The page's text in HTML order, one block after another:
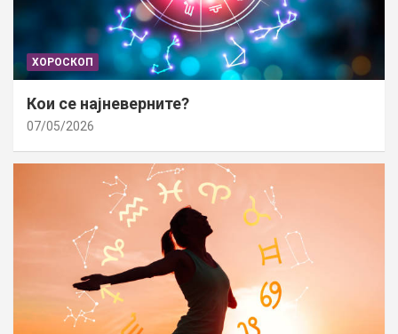
ХОРОСКОП
Кои се најневерните?
07/05/2026